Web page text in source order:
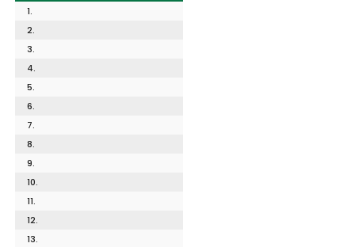
1.
2.
3.
4.
5.
6.
7.
8.
9.
10.
11.
12.
13.